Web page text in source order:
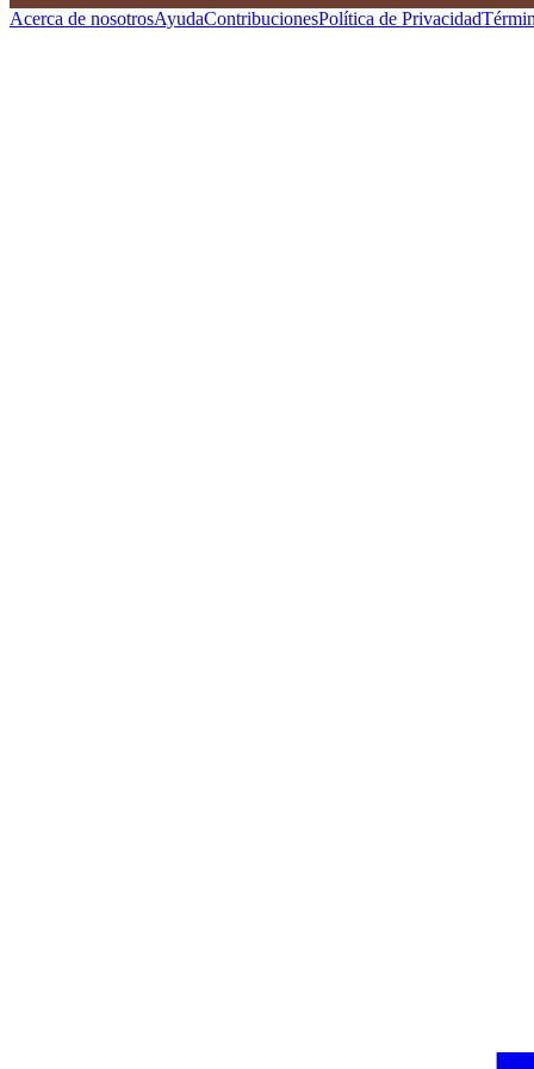
Acerca de nosotrosAyudaContribucionesPolítica de Privacidad